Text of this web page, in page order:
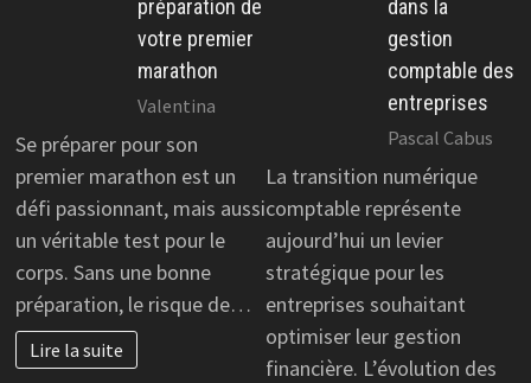
préparation de
votre premier
marathon
Valentina
Se préparer pour son
premier marathon est un
défi passionnant, mais aussi
un véritable test pour le
corps. Sans une bonne
préparation, le risque de…
Lire la suite
dans la
gestion
comptable des
entreprises
Pascal Cabus
La transition numérique
comptable représente
aujourd’hui un levier
stratégique pour les
entreprises souhaitant
optimiser leur gestion
financière. L’évolution des